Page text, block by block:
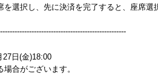
を選択し、先に決済を完了すると、座席
27日(金)18:00
合がございます。